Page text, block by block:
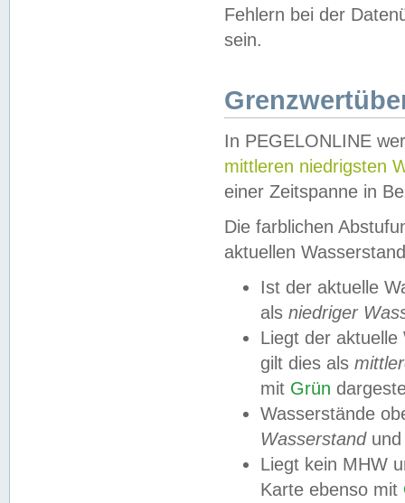
Fehlern bei der
sein.
In PEGELONLINE
mittleren niedrigsten
einer Zeitspanne in
Die farblichen
aktuellen
Ist der aktuelle
als niedriger
Liegt der
gilt dies als
mit Grün
Wasserstände
Wasserstandund
Liegt kein MHW
Karte ebenso mit